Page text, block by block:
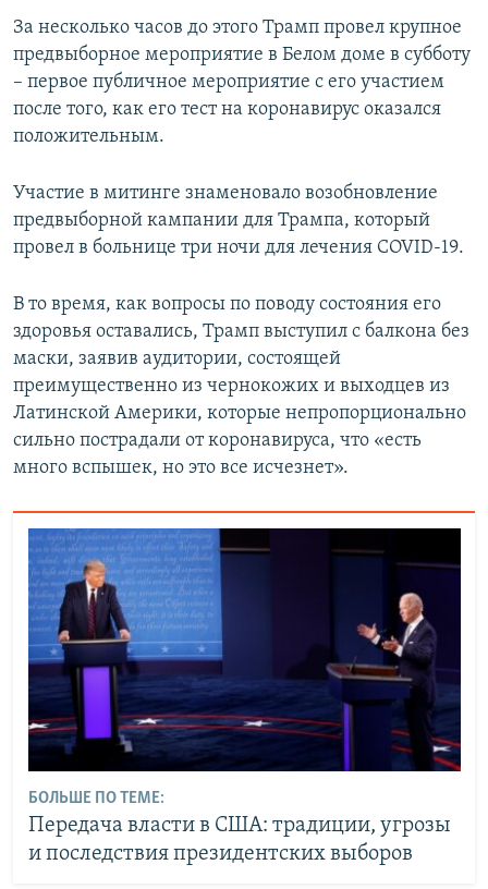
За несколько часов до этого Трамп провел крупное
предвыборное мероприятие в Белом доме в субботу
– первое публичное мероприятие с его участием
после того, как его тест на коронавирус оказался
положительным.
Участие в митинге знаменовало возобновление
предвыборной кампании для Трампа, который
провел в больнице три ночи для лечения COVID-19.
В то время, как вопросы по поводу состояния его
здоровья оставались, Трамп выступил с балкона без
маски, заявив аудитории, состоящей
преимущественно из чернокожих и выходцев из
Латинской Америки, которые непропорционально
сильно пострадали от коронавируса, что «есть
много вспышек, но это все исчезнет».
БОЛЬШЕ ПО ТЕМЕ:
Передача власти в США: традиции, угрозы
и последствия президентских выборов